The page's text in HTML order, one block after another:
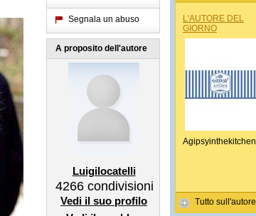
Segnala un abuso
A proposito dell'autore
Luigilocatelli
4266 condivisioni
Vedi il suo profilo
L'AUTORE DEL
GIORNO
Agipsyinthekitchen
Tutto sull'autore